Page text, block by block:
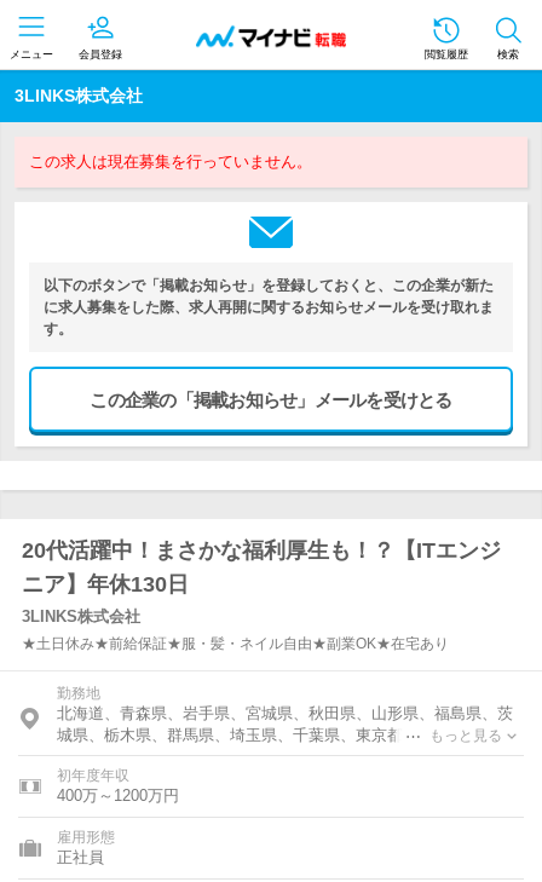
メニュー 会員登録 閲覧履歴 検索
3LINKS株式会社
この求人は現在募集を行っていません。
以下のボタンで「掲載お知らせ」を登録しておくと、この企業が新た
に求人募集をした際、求人再開に関するお知らせメールを受け取れま
す。
この企業の「掲載お知らせ」メールを受けとる
20代活躍中！まさかな福利厚生も！？【ITエンジ
ニア】年休130日
3LINKS株式会社
★土日休み★前給保証★服・髪・ネイル自由★副業OK★在宅あり
勤務地
北海道、青森県、岩手県、宮城県、秋田県、山形県、福島県、茨
城県、栃木県、群馬県、埼玉県、千葉県、東京都、神奈川県、富
山県、石川県、福井県、新潟県、山梨県、長野県、岐阜県、静岡
県、愛知県、三重県、滋賀県、京都府、大阪府、兵庫県、奈良
県、和歌山県、鳥取県、島根県、岡山県、広島県、山口県、徳島
県、香川県、愛媛県、高知県、福岡県、佐賀県、長崎県、熊本
県、大分県、宮崎県、鹿児島県、沖縄県
もっと見る
初年度年収
400万～1200万円
雇用形態
正社員